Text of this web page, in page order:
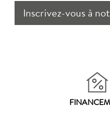
Inscrivez-vous à